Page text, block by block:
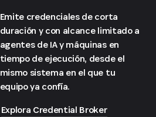
Emite credenciales de corta
duración y con alcance limitado a
agentes de IA y máquinas en
tiempo de ejecución, desde el
mismo sistema en el que tu
equipo ya confía.
Explora Credential Broker